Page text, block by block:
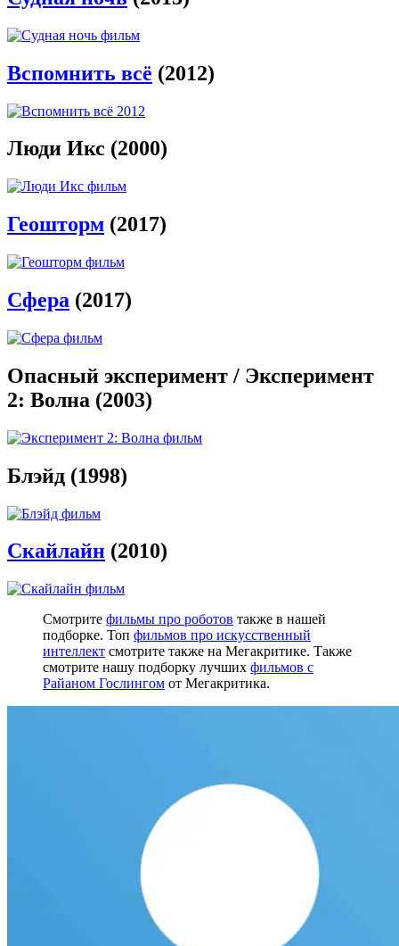
Вспомнить всё (2012)
Люди Икс (2000)
Геошторм (2017)
Сфера (2017)
Опасный эксперимент / Эксперимент
2: Волна (2003)
Блэйд (1998)
Скайлайн (2010)
Смотрите фильмы про роботов также в нашей
подборке. Топ фильмов про искусственный
интеллект смотрите также на Мегакритике. Также
смотрите нашу подборку лучших фильмов с
Райаном Гослингом от Мегакритика.